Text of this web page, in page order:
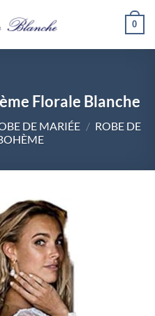
0
Florale Blanche
DE MARIÉE / ROBE DE